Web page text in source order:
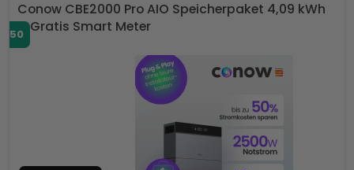
Conow CBE2000 Pro AIO Speicherpaket 4,09 kWh
+ Gratis Smart Meter